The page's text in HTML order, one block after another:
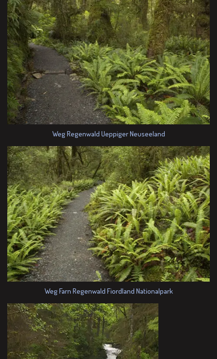
Weg Regenwald Ueppiger Neuseeland
Weg Farn Regenwald Fiordland Nationalpark